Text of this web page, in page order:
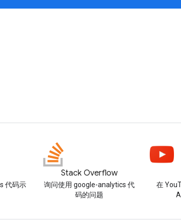
代码示
Stack Overflow
询问使用 google-analytics 代
码的问题
在